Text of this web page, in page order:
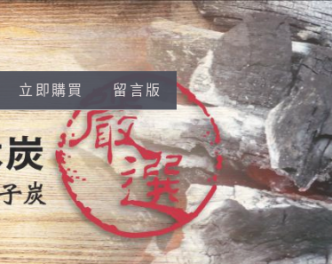
立即購買 留言版